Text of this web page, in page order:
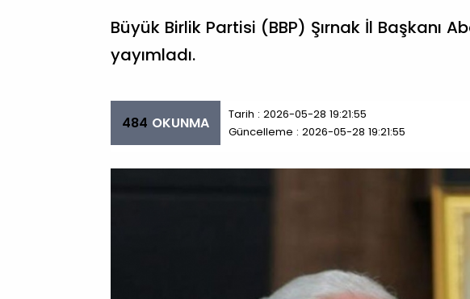
Büyük Birlik Partisi (BBP) Şırnak İl Başkanı
yayımladı.
484 OKUNMA
Tarih : 2026-05-28 19:21:55
Güncelleme : 2026-05-28 19:21:55